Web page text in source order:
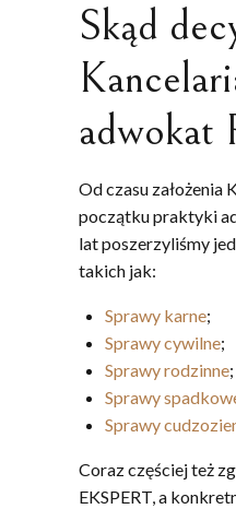
Skąd
adwokat
Od czasu założenia
początku praktyki
lat poszerzyliśmy
takich jak:
Sprawy karne;
Sprawy cywilne;
Sprawy rodzinne;
Sprawy
Sprawy
Coraz częściej też
EKSPERT, a